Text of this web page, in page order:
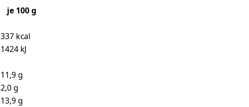
je 100 g
337 kcal
1424 kJ
11,9 g
2,0 g
13,9 g